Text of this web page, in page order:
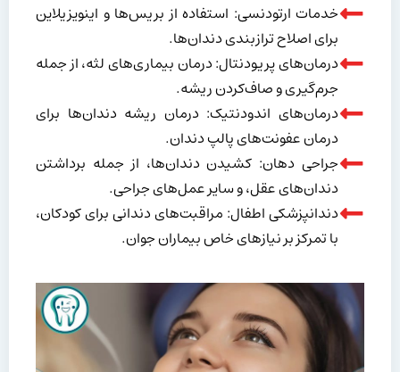
خدمات ارتودنسی: استفاده از بریس‌ها و اینویزیلاین
برای اصلاح ترازبندی دندان‌ها.
درمان‌های پریودنتال: درمان بیماری‌های لثه، از جمله
جرم‌گیری و صاف‌کردن ریشه.
درمان‌های اندودنتیک: درمان ریشه دندان‌ها برای
درمان عفونت‌های پالپ دندان.
جراحی دهان: کشیدن دندان‌ها، از جمله برداشتن
دندان‌های عقل، و سایر عمل‌های جراحی.
دندانپزشکی اطفال: مراقبت‌های دندانی برای کودکان،
با تمرکز بر نیازهای خاص بیماران جوان.